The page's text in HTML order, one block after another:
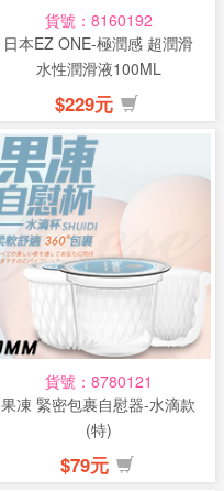
貨號：8160192
日本EZ ONE-極潤感 超潤滑
水性潤滑液100ML
$229元
貨號：8780121
果凍 緊密包裹自慰器-水滴款
(特)
$79元